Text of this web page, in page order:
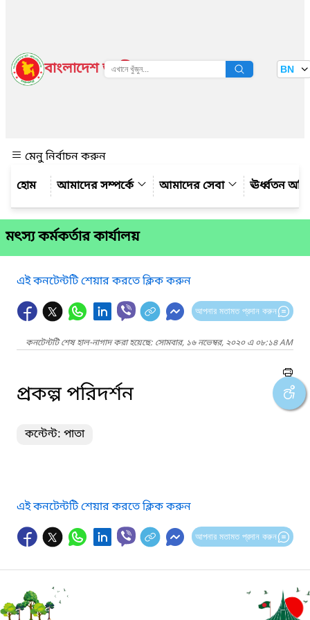
বাংলাদেশ জাতীয় তথ্য বাতায়ন BN
মেনু নির্বাচন করুন
আমাদের সম্পর্কে
আমাদের সেবা ঊর্ধ্বতন
মৎস্য কর্মকর্তার কার্যালয়
এই কনটেন্টটি শেয়ার করতে ক্লিক করুন
আপনার মতামত প্রদান করুন
কনটেন্টটি শেষ হাল-নাগাদ করা হয়েছে: সোমবার, ১৬ নভেম্বর, ২০২০ এ ০৮:১৪ AM
প্রকল্প পরিদর্শন
কন্টেন্ট: পাতা
এই কনটেন্টটি শেয়ার করতে ক্লিক করুন
আপনার মতামত প্রদান করুন